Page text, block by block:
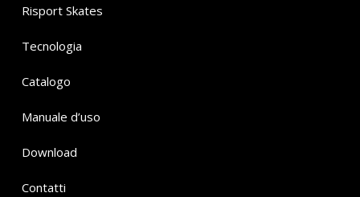
Risport Skates
Tecnologia
Catalogo
Manuale d’uso
Download
Contatti